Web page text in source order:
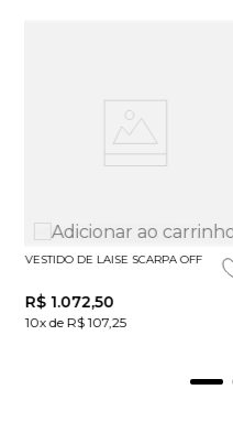
VESTIDO DE LAISE SCARPA OFF
R$ 1.072,50
10x de R$ 107,25